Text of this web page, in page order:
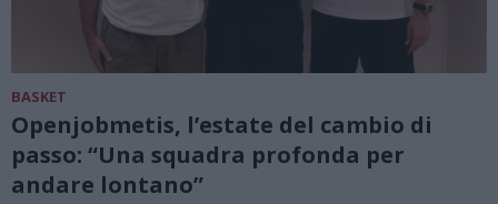
BASKET
Openjobmetis, l’estate del cambio di
passo: “Una squadra profonda per
andare lontano”